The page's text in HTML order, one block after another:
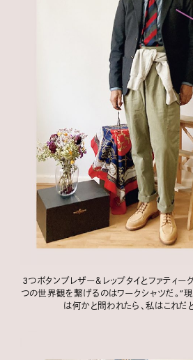
3つボタンブレザー＆レップタイとファティー
つの世界観を繋げるのはワークシャツだ。“
は何かと問われたら、私はこれだ